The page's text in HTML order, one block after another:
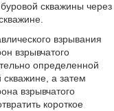
скважины через
взрывания
взрывчатого
определенной
а затем
взрывчатого
короткое